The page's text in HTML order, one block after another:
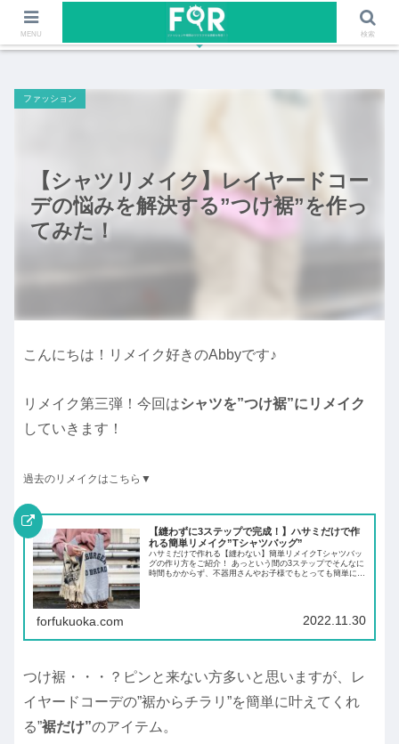
ファッションや福岡のワクワクする情報を発信！！
【シャツリメイク】レイヤードコー
デの悩みを解決する”つけ裾”を作っ
てみた！
ファッション
こんにちは！リメイク好きのAbbyです♪
リメイク第三弾！今回はシャツを”つけ裾”にリメイク
していきます！
過去のリメイクはこちら▼
【縫わずに3ステップで完成！】ハサミだけで作
れる簡単リメイク”Tシャツバッグ”
ハサミだけで作れる【縫わない】簡単リメイクTシャツバッ
グの作り方をご紹介！ あっという間の3ステップでそんなに
時間もかからず、不器用さんやお子様でもとっても簡単に作
forfukuoka.com 2022.11.30
つけ裾・・・？ピンと来ない方多いと思いますが、レ
イヤードコーデの”裾からチラリ”を簡単に叶えてくれ
る”裾だけ”のアイテム。
MENU 検索